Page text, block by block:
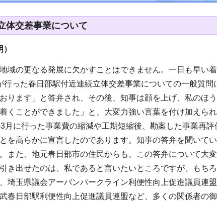
体交差事業について
域の更なる発展に欠かすことはできません。一日も早い
行った春日部駅付近連続立体交差事業についての一般質
ります」と答弁され、その後、知事は顔を上げ、私のほ
くことができました」と、大変力強い言葉を付け加えられ
月に行った事業費の縮減や工期短縮後、勘案した事業再
を高らかに宣言したのであります。知事の答弁を聞いて
また、地元春日部市の住民からも、この答弁について大
き出せたのは、私であると言いたいところですが、もち
埼玉県議会アーバンパークライン利便性向上促進議員連
春日部駅利便性向上促進議員連盟など、多くの関係者の